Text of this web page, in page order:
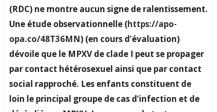
(RDC) ne montre aucun signe de ralentissement.
Une étude observationnelle (https://apo-
opa.co/48T36MN) (en cours d’évaluation)
dévoile que le MPXV de clade I peut se propager
par contact hétérosexuel ainsi que par contact
social rapproché. Les enfants constituent de
loin le principal groupe de cas d’infection et de